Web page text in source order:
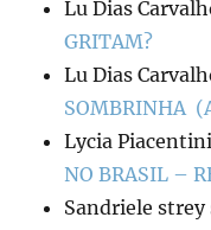
Lu Dias
GRITAM?
Lu Dias
SOMBRINHA
Lycia Piacentini
NO BRASIL –
Sandriele strey